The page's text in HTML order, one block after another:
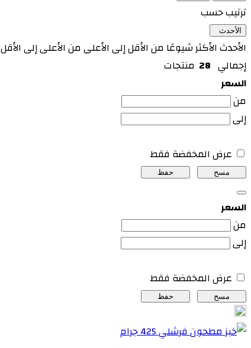
ترتيب حسب
الأحدث
الأحدث الأكثر شيوعًا من الأقل إلى الأعلى من الأعلى إلى الأقل
إجمالي 28 منتجات
السعر
من
إلى
عرض المخفضة فقط
مسح حفظ
السعر
من
إلى
عرض المخفضة فقط
مسح حفظ